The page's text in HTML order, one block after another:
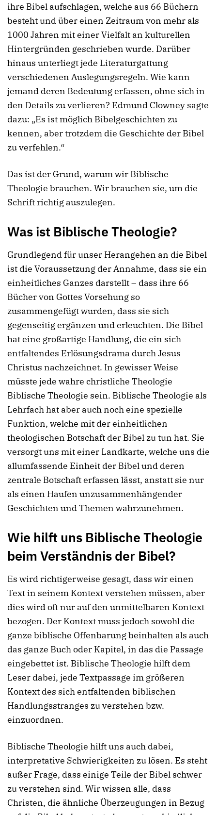
ihre Bibel aufschlagen, welche aus 66 Büchern
besteht und über einen Zeitraum von mehr als
1000 Jahren mit einer Vielfalt an kulturellen
Hintergründen geschrieben wurde. Darüber
hinaus unterliegt jede Literaturgattung
verschiedenen Auslegungsregeln. Wie kann
jemand deren Bedeutung erfassen, ohne sich in
den Details zu verlieren? Edmund Clowney sagte
dazu: „Es ist möglich Bibelgeschichten zu
kennen, aber trotzdem die Geschichte der Bibel
zu verfehlen.“
Das ist der Grund, warum wir Biblische
Theologie brauchen. Wir brauchen sie, um die
Schrift richtig auszulegen.
Was ist Biblische Theologie?
Grundlegend für unser Herangehen an die Bibel
ist die Voraussetzung der Annahme, dass sie ein
einheitliches Ganzes darstellt – dass ihre 66
Bücher von Gottes Vorsehung so
zusammengefügt wurden, dass sie sich
gegenseitig ergänzen und erleuchten. Die Bibel
hat eine großartige Handlung, die ein sich
entfaltendes Erlösungsdrama durch Jesus
Christus nachzeichnet. In gewisser Weise
müsste jede wahre christliche Theologie
Biblische Theologie sein. Biblische Theologie als
Lehrfach hat aber auch noch eine spezielle
Funktion, welche mit der einheitlichen
theologischen Botschaft der Bibel zu tun hat. Sie
versorgt uns mit einer Landkarte, welche uns die
allumfassende Einheit der Bibel und deren
zentrale Botschaft erfassen lässt, anstatt sie nur
als einen Haufen unzusammenhängender
Geschichten und Themen wahrzunehmen.
Wie hilft uns Biblische Theologie
beim Verständnis der Bibel?
Es wird richtigerweise gesagt, dass wir einen
Text in seinem Kontext verstehen müssen, aber
dies wird oft nur auf den unmittelbaren Kontext
bezogen. Der Kontext muss jedoch sowohl die
ganze biblische Offenbarung beinhalten als auch
das ganze Buch oder Kapitel, in das die Passage
eingebettet ist. Biblische Theologie hilft dem
Leser dabei, jede Textpassage im größeren
Kontext des sich entfaltenden biblischen
Handlungsstranges zu verstehen bzw.
einzuordnen.
Biblische Theologie hilft uns auch dabei,
interpretative Schwierigkeiten zu lösen. Es steht
außer Frage, dass einige Teile der Bibel schwer
zu verstehen sind. Wir wissen alle, dass
Christen, die ähnliche Überzeugungen in Bezug